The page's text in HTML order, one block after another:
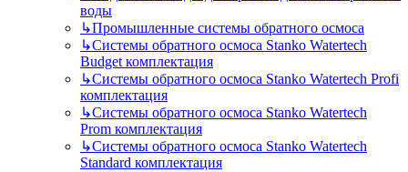
воды
↳Промышленные системы обратного осмоса
↳Системы обратного осмоса Stanko Watertech
Budget комплектация
↳Системы обратного осмоса Stanko Watertech Profi
комплектация
↳Системы обратного осмоса Stanko Watertech
Prom комплектация
↳Системы обратного осмоса Stanko Watertech
Standard комплектация